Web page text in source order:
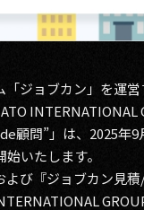
ジョブカン」を運
顧問”」は、2025
いたします。
び『ジョブカン見